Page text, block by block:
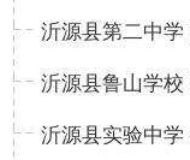
沂源县第二中学
沂源县鲁山学校
沂源县实验中学